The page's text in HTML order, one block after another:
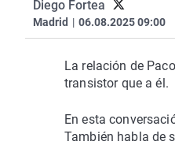
Diego Fortea
Madrid | 06.08.2025 09:00
La relación de
transistor que a él.
En esta
También habla de